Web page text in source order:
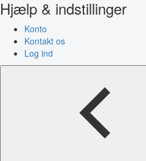
Hjælp & indstillinger
Konto
Kontakt os
Log ind